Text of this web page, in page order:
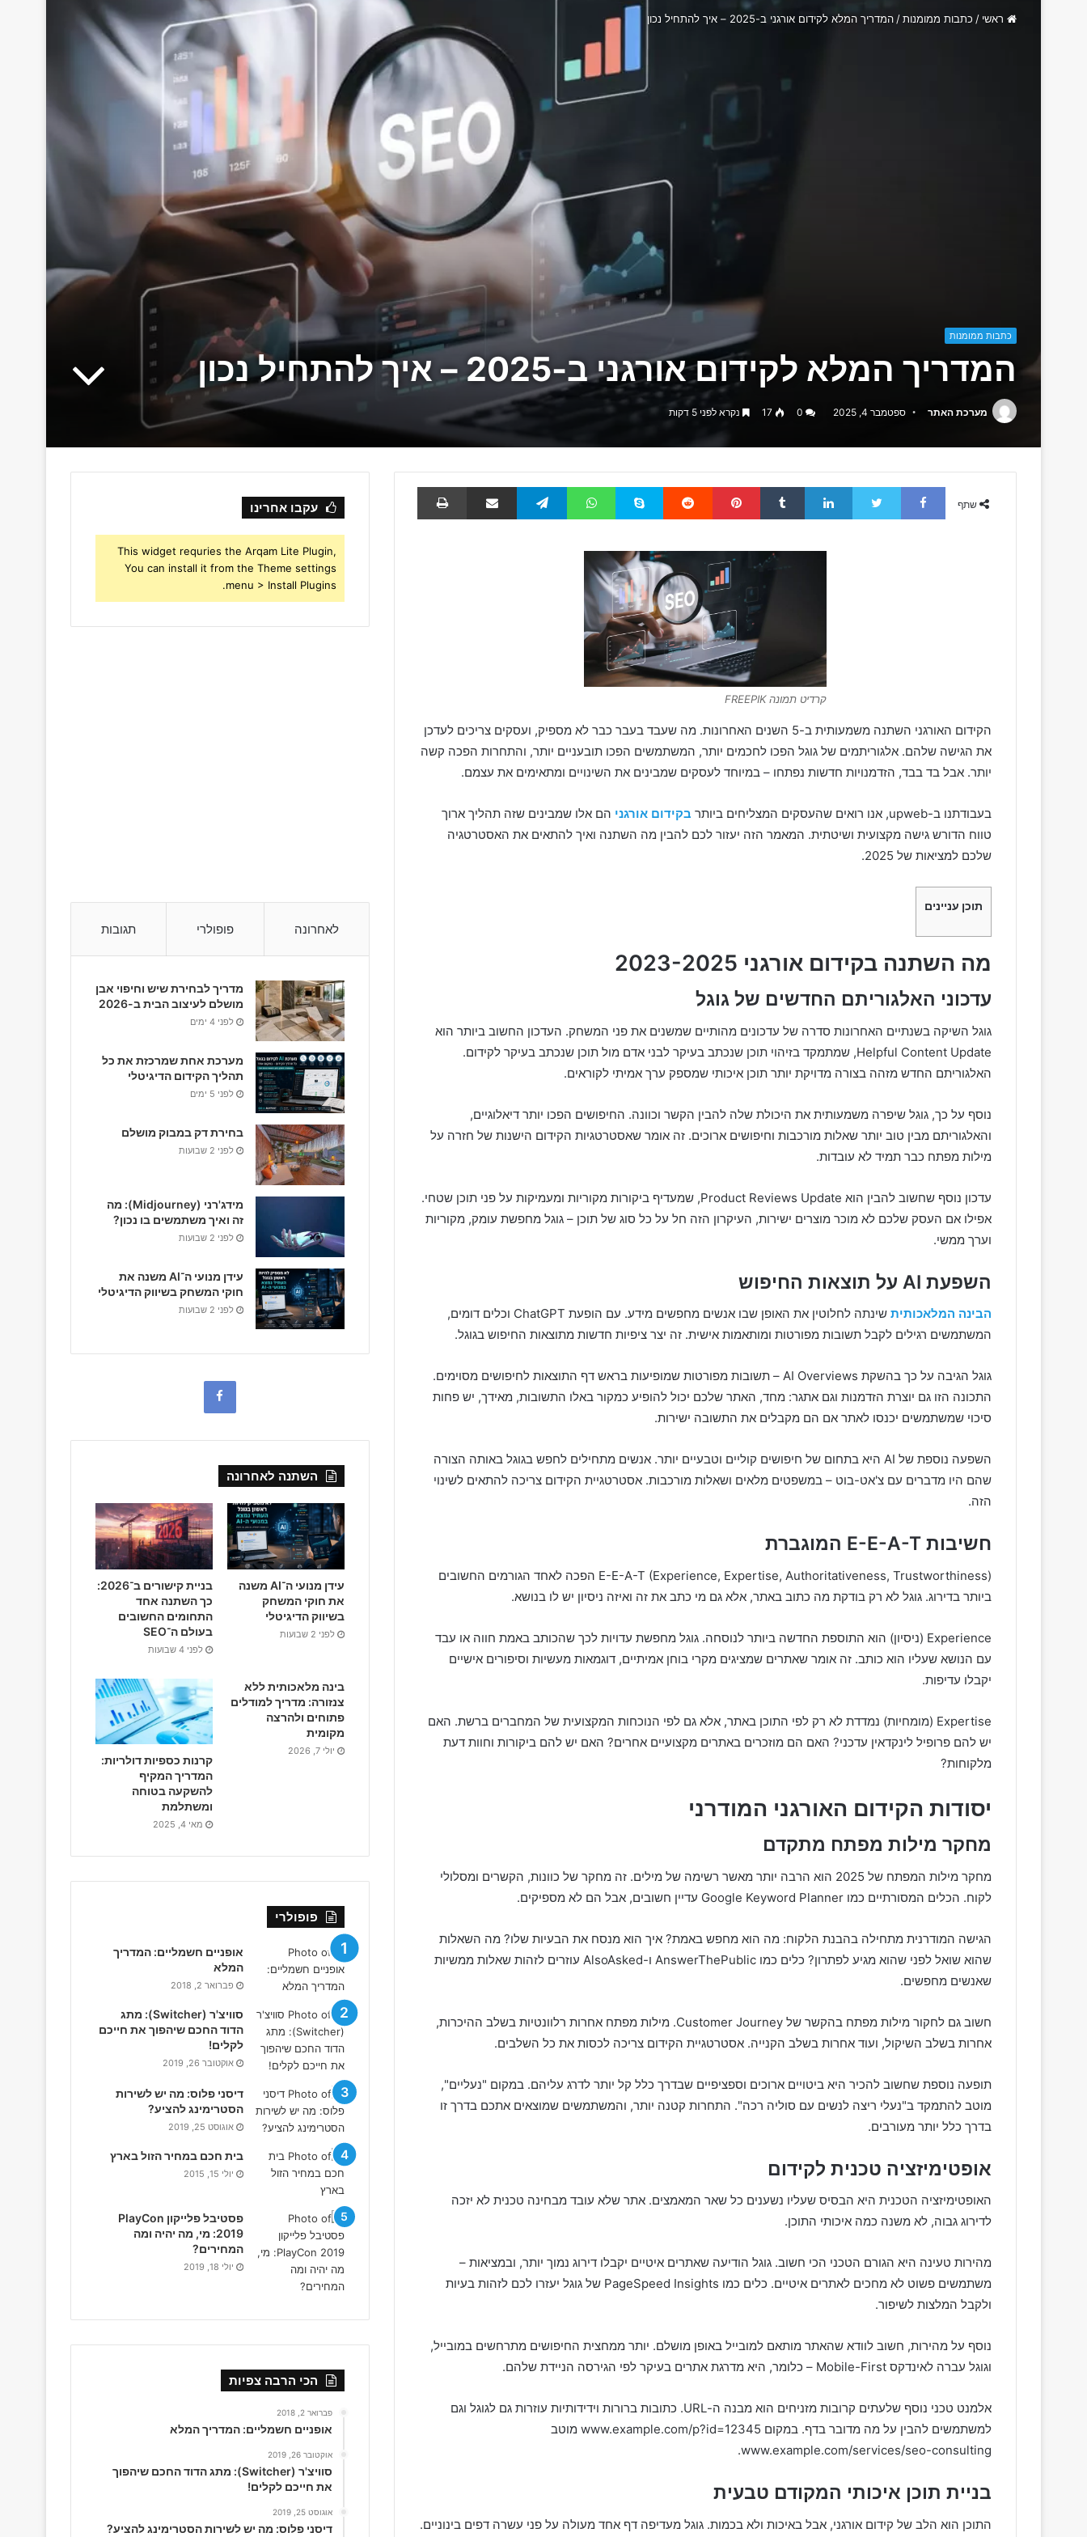
ראשי / כתבות ממומנות/ המדריך המלא לקידום אורגני ב-2025 – איך להתחיל נכון
כתבות ממומנות
המדריך המלא לקידום אורגני ב-2025 – איך להתחיל נכון
מערכת האתר ספטמבר 4, 2025 0
17 נקרא לפני 5 דקות
שתף
Facebook
Twitter
LinkedIn
Tumblr
Pinterest
Reddit
Skype
WhatsApp
Telegram שתף באמצעות דוא
קרדיט תמונה FREEPIK
הקידום האורגני השתנה משמעותית ב-5 השנים האחרונות. מה שעבד בעבר כבר לא מספיק, ועסקים צריכים לעדכן
את הגישה שלהם. אלגוריתמים של גוגל הפכו לחכמים יותר, המשתמשים הפכו תובעניים יותר, והתחרות הפכה קשה
יותר. אבל בד בבד, הזדמנויות חדשות נפתחו – במיוחד לעסקים שמבינים את השינויים ומתאימים את עצמם.
בעבודתנו ב-upweb, אנו רואים שהעסקים המצליחים ביותר בקידום אורגני הם אלו שמבינים שזה תהליך ארוך
טווח הדורש גישה מקצועית ושיטתית. המאמר הזה יעזור לכם להבין מה השתנה ואיך להתאים את האסטרטגיה
שלכם למציאות של 2025.
תוכן עניינים
מה השתנה בקידום אורגני 2023-2025
עדכוני האלגוריתם החדשים של גוגל
גוגל השיקה בשנתיים האחרונות סדרה של עדכונים מהותיים שמשנים את פני המשחק. העדכון החשוב ביותר הוא
Helpful Content Update, שמתמקד בזיהוי תוכן שנכתב בעיקר לבני אדם מול תוכן שנכתב בעיקר לקידום.
האלגוריתם החדש מזהה בצורה מדויקת יותר תוכן איכותי שמספק ערך אמיתי לקוראים.
נוסף על כך, גוגל שיפרה משמעותית את היכולת שלה להבין הקשר וכוונה. החיפושים הפכו יותר דיאלוגיים,
והאלגוריתם מבין טוב יותר שאלות מורכבות וחיפושים ארוכים. זה אומר שאסטרטגיות הקידום הישנות של חזרה על
מילות מפתח כבר תמיד לא עובדות.
עדכון נוסף שחשוב להבין הוא Product Reviews Update, שמעדיף ביקורות מקוריות ומעמיקות על פני תוכן שטחי.
אפילו אם העסק שלכם לא מוכר מוצרים ישירות, העיקרון הזה חל על כל סוג של תוכן – גוגל מחפשת עומק, מקוריות
וערך ממשי.
השפעת AI על תוצאות החיפוש
הבינה המלאכותית
שינתה לחלוטין את האופן שבו אנשים מחפשים מידע. עם הופעת ChatGPT וכלים דומים,
המשתמשים רגילים לקבל תשובות מפורטות ומותאמות אישית. זה יצר ציפיות חדשות מתוצאות החיפוש בגוגל.
גוגל הגיבה על כך בהשקת AI Overviews – תשובות מפורטות שמופיעות בראש דף התוצאות לחיפושים מסוימים.
התכונה הזו גם יוצרת הזדמנות וגם אתגר: מחד, האתר שלכם יכול להופיע כמקור באלו התשובות, מאידך, יש פחות
סיכוי שמשתמשים יכנסו לאתר אם הם מקבלים את התשובה ישירות.
השפעה נוספת של AI היא בתחום של חיפושים קוליים וטבעיים יותר. אנשים מתחילים לחפש בגוגל באותה הצורה
שהם היו מדברים עם צ'אט-בוט – במשפטים מלאים ושאלות מורכבות. אסטרטגיית הקידום צריכה להתאים לשינוי
הזה.
חשיבות E-E-A-T המוגברת
E-E-A-T (Experience, Expertise, Authoritativeness, Trustworthiness) הפכה לאחד הגורמים החשובים
ביותר בדירוג. גוגל לא רק בודקת מה כתוב באתר, אלא גם מי כתב את זה ואיזה ניסיון יש לו בנושא.
Experience (ניסיון) הוא התוספת החדשה ביותר לנוסחה. גוגל מחפשת עדויות לכך שהכותב באמת חווה או עבד
עם הנושא שעליו הוא כותב. זה אומר שאתרים שמציגים מקרי בוחן אמיתיים, דוגמאות מעשיות וסיפורים אישיים
יקבלו עדיפות.
Expertise (מומחיות) נמדדת לא רק לפי התוכן באתר, אלא גם לפי הנוכחות המקצועית של המחברים ברשת. האם
יש להם פרופיל לינקדאין עדכני? האם הם מוזכרים באתרים מקצועיים אחרים? האם יש להם ביקורות וחוות דעת
מלקוחות?
יסודות הקידום האורגני המודרני
מחקר מילות מפתח מתקדם
מחקר מילות המפתח של 2025 הוא הרבה יותר מאשר רשימה של מילים. זה מחקר של כוונות, הקשרים ומסלולי
לקוח. הכלים המסורתיים כמו Google Keyword Planner עדיין חשובים, אבל הם לא מספיקים.
הגישה המודרנית מתחילה בהבנת הלקוח: מה הוא מחפש באמת? איך הוא מנסח את הבעיות שלו? מה השאלות
שהוא שואל לפני שהוא מגיע לפתרון? כלים כמו AnswerThePublic ו-AlsoAsked עוזרים לזהות שאלות ממשיות
שאנשים מחפשים.
חשוב גם לחקור מילות מפתח בהקשר של Customer Journey. מילות מפתח אחרות רלוונטיות בשלב ההיכרות,
אחרות בשלב השיקול, ועוד אחרות בשלב הקנייה. אסטרטגיית הקידום צריכה לכסות את כל השלבים.
תופעה נוספת שחשוב להכיר היא ביטויים ארוכים וספציפיים שבדרך כלל קל יותר לדרג עליהם. במקום "נעליים",
מוטב להתמקד ב"נעלי ריצה לנשים עם סוליה רכה". התחרות קטנה יותר, והמשתמשים שמוצאים אתכם בדרך זו
בדרך כלל יותר מעורבים.
אופטימיזציה טכנית לקידום
האופטימיזציה הטכנית היא הבסיס שעליו נשענים כל שאר המאמצים. אתר שלא עובד מבחינה טכנית לא יזכה
לדירוג גבוה, לא משנה כמה איכותי התוכן.
מהירות טעינה היא הגורם הטכני הכי חשוב. גוגל הודיעה שאתרים איטיים יקבלו דירוג נמוך יותר, ובמציאות –
משתמשים פשוט לא מחכים לאתרים איטיים. כלים כמו PageSpeed Insights של גוגל יעזרו לכם לזהות בעיות
ולקבל המלצות לשיפור.
נוסף על מהירות, חשוב לוודא שהאתר מותאם למובייל באופן מושלם. יותר ממחצית החיפושים מתרחשים במובייל,
וגוגל עברה לאינדקס Mobile-First – כלומר, היא מדרגת אתרים בעיקר לפי הגירסה הניידת שלהם.
אלמנט טכני נוסף שלעתים קרובות מזניחים הוא מבנה ה-URL. כתובות ברורות וידידותיות עוזרות גם לגוגל וגם
למשתמשים להבין על מה מדובר בדף. במקום www.example.com/p?id=12345 מוטב
www.example.com/services/seo-consulting.
בניית תוכן איכותי המקודם טבעית
התוכן הוא הלב של קידום אורגני, אבל באיכות ולא בכמות. גוגל מעדיפה דף אחד מעולה על פני עשרה דפים בינוניים.
עקבו אחרינו
This widget requries the Arqam Lite Plugin,
You can install it from the Theme settings
menu > Install Plugins.
לאחרונה פופולרי תגובות
מדריך לבחירת שיש וחיפוי אבן
מושלם לעיצוב הבית ב-2026
לפני 4 ימים
מערכת אחת שמרכזת את כל
תהליך הקידום הדיגיטלי
לפני 5 ימים
בחירת דק במבוק מושלם
לפני 2 שבועות
מידג'רני (Midjourney): מה
זה ואיך משתמשים בו נכון?
לפני 2 שבועות
עידן מנועי ה־AI משנה את
חוקי המשחק בשיווק הדיגיטלי
לפני 2 שבועות
b
o
o
k
השתנה לאחרונה
עידן מנועי ה־AI משנה
את חוקי המשחק
בשיווק הדיגיטלי
לפני 2 שבועות
בניית קישורים ב־2026:
כך השתנה אחד
התחומים החשובים
בעולם ה־SEO
לפני 4 שבועות
בינה מלאכותית ללא
צנזורה: מדריך למודלים
פתוחים ולהרצה
מקומית
יולי 7, 2026
קרנות כספיות דולריות:
המדריך המקיף
להשקעה בטוחה
ומשתלמת
מאי 4, 2025
פופולרי
אופניים חשמליים: המדריך
המלא
פברואר 2, 2018
סוויצ'ר (Switcher): מתג
הדוד החכם שיהפוך את חייכם
לקלים!
אוקטובר 26, 2019
דיסני פלוס: מה יש לשירות
הסטרימינג להציע?
אוגוסט 25, 2019
בית חכם במחיר הזול בארץ
יולי 15, 2015
פסטיבל פלייקון PlayCon
2019: מי, מה יהיה ומה
המחירים?
יולי 18, 2019
הכי הרבה צפיות
פברואר 2, 2018
אופניים חשמליים: המדריך המלא
אוקטובר 26, 2019
סוויצ'ר (Switcher): מתג הדוד החכם שיהפוך
את חייכם לקלים!
אוגוסט 25, 2019
דיסני פלוס: מה יש לשירות הסטרימינג להציע?